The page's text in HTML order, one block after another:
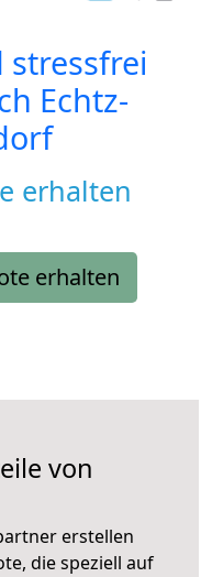
stressfrei
Echtz-
erhalten
erhalten
von
erstellen
die speziell auf